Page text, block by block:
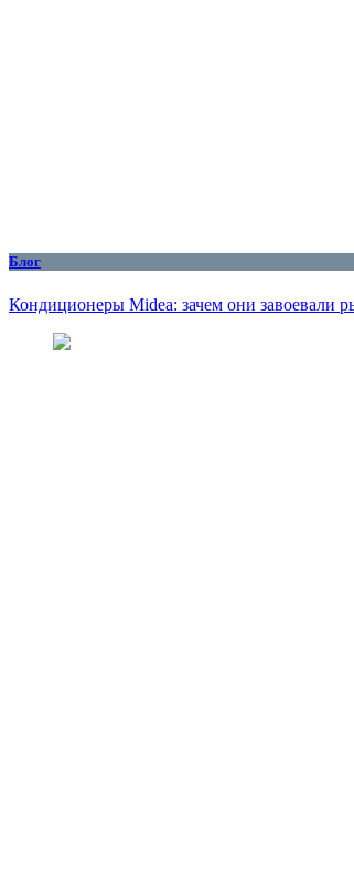
Блог
Кондиционеры Midea: зачем они завоевали